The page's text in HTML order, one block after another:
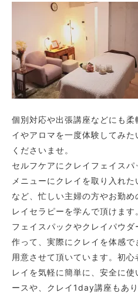
個別対応や出張講座などにも
イやアロマを一度体験してみ
くださいませ。
セルフケアにクレイフェイス
メニューにクレイを取り入れた
など、忙しい主婦の方やお勤
レイセラピーを学んで頂けます
フェイスパックやクレイパウ
作って、実際にクレイを体感
用意させて頂いています。初
レイを気軽に簡単に、安全に
ースや、クレイ1day講座もあ